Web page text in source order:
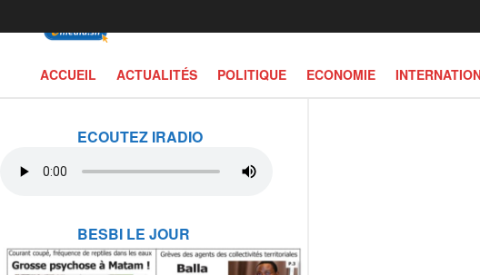
ECOUTEZ IRADIO
BESBI LE JOUR
ACCUEIL ACTUALITÉS POLITIQUE ECONOMIE